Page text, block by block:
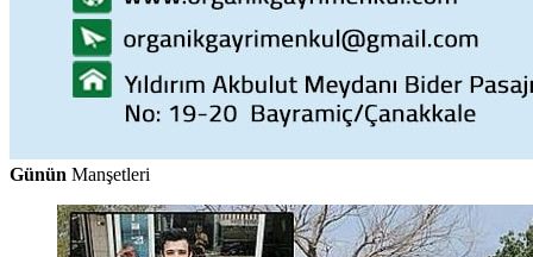
Günün Manşetleri